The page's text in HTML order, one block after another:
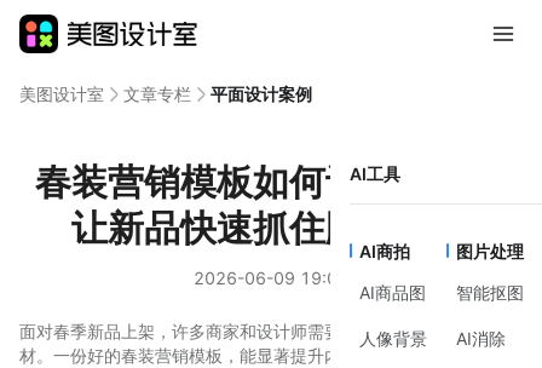
AI工具
AI商拍
AI商品图
人像背景
图片处理
智能抠图
AI消除
美图设计室 文章专栏 平面设计案例
春装营销模板如何设计，才能
让新品快速抓住顾客眼球
2026-06-09 19:00
面对春季新品上架，许多商家和设计师需要制作统一的营销视觉素
材。一份好的春装营销模板，能显著提升内容制作效率和品牌一致